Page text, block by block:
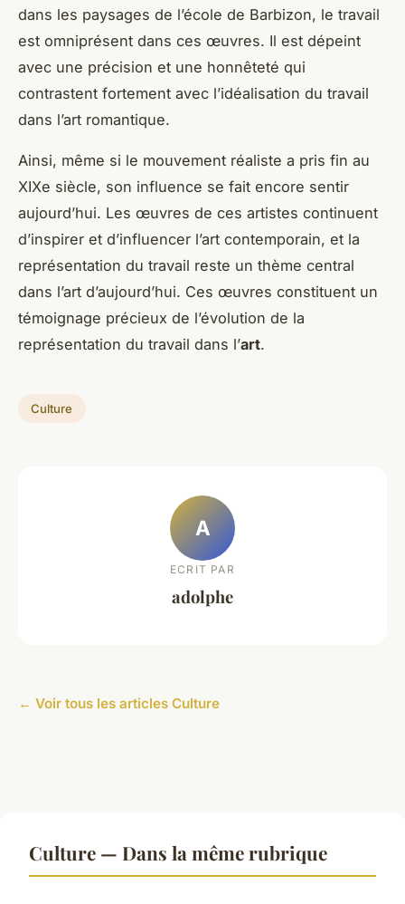
dans les paysages de l’école de Barbizon, le travail
est omniprésent dans ces œuvres. Il est dépeint
avec une précision et une honnêteté qui
contrastent fortement avec l’idéalisation du travail
dans l’art romantique.
Ainsi, même si le mouvement réaliste a pris fin au
XIXe siècle, son influence se fait encore sentir
aujourd’hui. Les œuvres de ces artistes continuent
d’inspirer et d’influencer l’art contemporain, et la
représentation du travail reste un thème central
dans l’art d’aujourd’hui. Ces œuvres constituent un
témoignage précieux de l’évolution de la
représentation du travail dans l’art.
Culture
A
ECRIT PAR
adolphe
← Voir tous les articles Culture
Culture — Dans la même rubrique